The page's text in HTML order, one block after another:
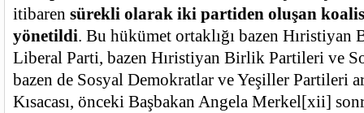
itibaren sürekli olarak iki partiden oluşan
yönetildi. Bu hükümet ortaklığı bazen
Liberal Parti, bazen Hıristiyan Birlik Partileri ve
bazen de Sosyal Demokratlar ve Yeşiller Partileri
Kısacası, önceki Başbakan Angela Merkel[xii]